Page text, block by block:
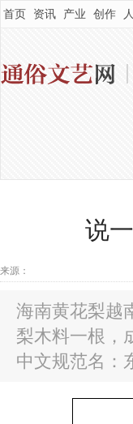
首页 资讯 产业 创作
说
来源：
海南黄花梨越
梨木料一根，
中文规范名：